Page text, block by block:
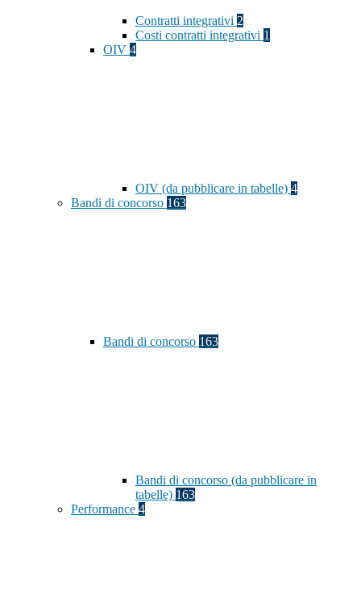
Contratti integrativi 2
Costi contratti integrativi 1
OIV 4
OIV (da pubblicare in tabelle) 4
Bandi di concorso 163
Bandi di concorso 163
Bandi di concorso (da pubblicare in
tabelle) 163
Performance 4